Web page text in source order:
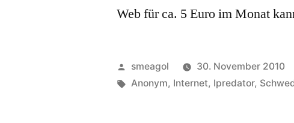
Web für ca. 5 Euro im Monat
Veröffentlicht
von
smeagol 30. November 2010
Schlagwörter:
Anonym, Internet, Ipredator,